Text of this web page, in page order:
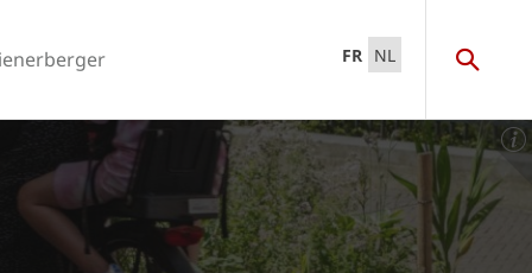
FR NL